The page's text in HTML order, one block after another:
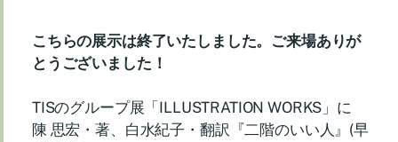
こちらの展示は終了いたしました。ご来場ありが
とうございました！
TISのグループ展「ILLUSTRATION WORKS」に
陳 思宏・著、白水紀子・翻訳『二階のいい人』(早